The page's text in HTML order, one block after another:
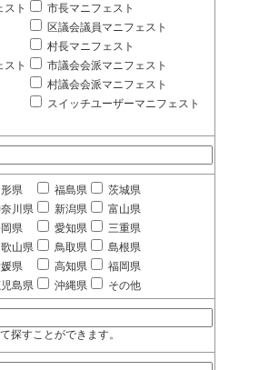
スト
市長マニフェスト
区議会議員マニフェスト
村長マニフェスト
スト
市議会会派マニフェスト
村議会会派マニフェスト
スイッチユーザーマニフェスト
県 福島県
茨城県
川県 新潟県
富山県
県 愛知県
三重県
山県 鳥取県
島根県
県 高知県
福岡県
島県 沖縄県 その他
探すことができます。